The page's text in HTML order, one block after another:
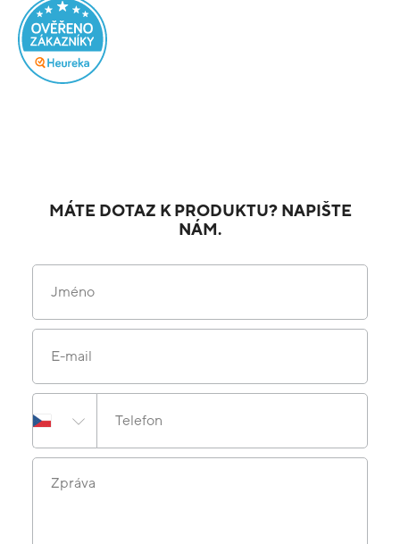
MÁTE DOTAZ K PRODUKTU? NAPIŠTE
NÁM.
Jméno
E-mail
Telefon
Zpráva